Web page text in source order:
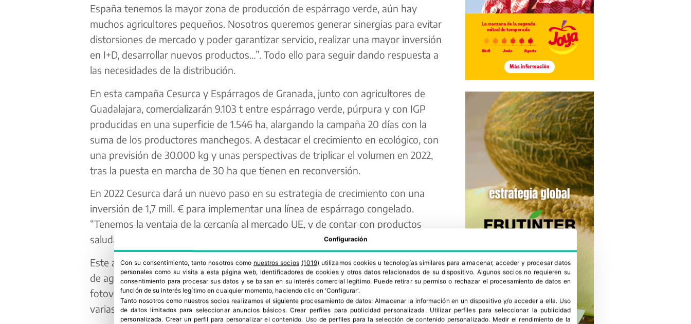
España tenemos la mayor zona de producción de espárrago verde, aún hay
muchos agricultores pequeños. Nosotros queremos generar sinergias para evitar
distorsiones de mercado y poder garantizar servicio, realizar una mayor inversión
en I+D, desarrollar nuevos productos…”. Todo ello para seguir dando respuesta a
las necesidades de la distribución.
En esta campaña Cesurca y Espárragos de Granada, junto con agricultores de
Guadalajara, comercializarán 9.103 t entre espárrago verde, púrpura y con IGP
producidas en una superficie de 1.546 ha, alargando la campaña 20 días con la
suma de los productores manchegos. A destacar el crecimiento en ecológico, con
una previsión de 30.000 kg y unas perspectivas de triplicar el volumen en 2022,
tras la puesta en marcha de 30 ha que tienen en reconversión.
En 2022 Cesurca dará un nuevo paso en su estrategia de crecimiento con una
inversión de 1,7 mill. € para implementar una línea de espárrago congelado.
“Tenemos la ventaja de la cercanía al mercado UE, y de contar con productos
saludables, sin metales pesados”, a diferencia de otros orígenes.
Este año, Cesurca ha conseguido el IFS Spring, que certifica el ahorro en consumo
de agua. Otras de sus acciones en clave sostenible son la instalación de un equipo
fotovoltaico para autoconsumo y la apuesta por envases compostables para
varias cadenas, con un ahorro de 50 t de plástico/año.
Configuración
Con su consentimiento, tanto nosotros como nuestros socios (1019) utilizamos cookies u tecnologías similares para almacenar, acceder y procesar datos
personales como su visita a esta página web, identificadores de cookies y otros datos relacionados de su dispositivo. Algunos socios no requieren su
consentimiento para procesar sus datos y se basan en su interés comercial legítimo. Puede retirar su permiso o rechazar el procesamiento de datos en
función de su interés legítimo en cualquier momento, haciendo clic en 'Configurar'.
Tanto nosotros como nuestros socios realizamos el siguiente procesamiento de datos:Almacenar la información en un dispositivo y/o acceder a ella. Uso
de datos limitados para seleccionar anuncios básicos. Crear perfiles para publicidad personalizada . Utilizar perfiles para seleccionar la publicidad
personalizada. Crear un perfil para personalizar el contenido. Uso de perfiles para la selección de contenido personalizado. Medir el rendimiento de la